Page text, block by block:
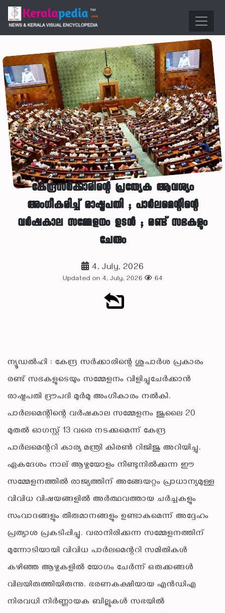
കേന്ദ്രസർക്കാരിന്റെ പ്രത്യേക ആവശ്യം
അംഗീകരിച്ച് രാഷ്ട്രപതി ; പാർലമെന്റിന്റെ
വർഷകാല സമ്മേളനം ഉടൻ ; രണ്ട് സഭകളും
ചേരും
4, July, 2026
Updated on 4, July, 2026 64
ന്യൂഡൽഹി : കേന്ദ്ര സർക്കാരിന്റെ ശുപാർശ പ്രകാരം
രണ്ട് സഭകളുടെയും സമ്മേളനം വിളിച്ചുചേർക്കാൻ
രാഷ്ട്രപതി ദ്രൗപദി മുർമു അംഗീകാരം നൽകി.
പാർലമെന്റിന്റെ വർഷകാല സമ്മേളനം ജൂലൈ 20
മുതൽ ഓഗസ്റ്റ് 13 വരെ നടക്കുമെന്ന് കേന്ദ്ര
പാർലമെന്ററി കാര്യ മന്ത്രി കിരൺ റിജിജു അറിയിച്ചു.
ഏകദേശം നാല് ആഴ്ചയോളം നീണ്ടുനിൽക്കുന്ന ഈ
സമ്മേളനത്തിൽ രാജ്യത്തിന് അങ്ങേയറ്റം പ്രാധാന്യമുള്ള
വിവിധ വിഷയങ്ങളിൽ അർത്ഥവത്തായ ചർച്ചകളും
സംവാദങ്ങളും തീരുമാനങ്ങളും ഉണ്ടാകുമെന്ന് അദ്ദേഹം
പ്രത്യാശ പ്രകടിപ്പിച്ചു. വരാനിരിക്കുന്ന സമ്മേളനത്തിന്
മുന്നോടിയായി വിവിധ പാർലമെന്ററി സമിതികൾ
കഴിഞ്ഞ ആഴ്ചകളിൽ യോഗം ചേർന്ന് ഒരുക്കങ്ങൾ
വിലയിരുത്തിയിരുന്നു. ഭരണകക്ഷിയായ എൻഡിഎ
നിരവധി നിർണ്ണായക ബില്ലുകൾ സഭയിൽ